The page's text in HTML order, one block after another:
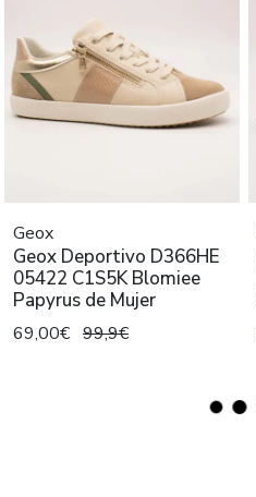
Geox
Geox Deportivo D366HE
05422 C1S5K Blomiee
Papyrus de Mujer
69,00€ 99,9€